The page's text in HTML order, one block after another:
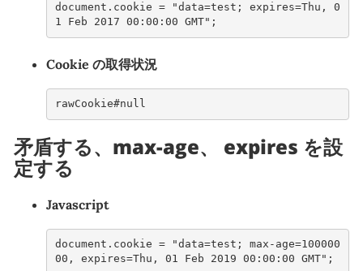
document.cookie = "data=test; expires=Thu, 0
1 Feb 2017 00:00:00 GMT";
Cookie の取得状況
rawCookie#null
矛盾する、max-age、 expires を設
定する
Javascript
document.cookie = "data=test; max-age=100000
00, expires=Thu, 01 Feb 2019 00:00:00 GMT";